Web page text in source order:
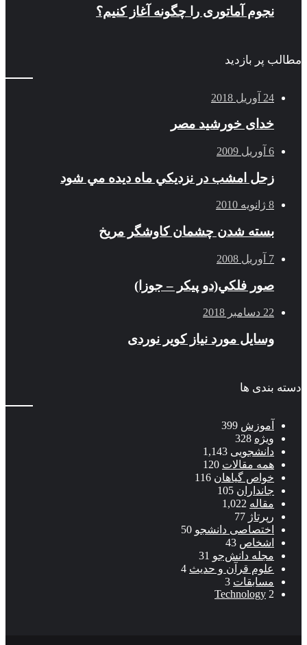
نجوم آماتوری را چگونه آغاز کنیم؟
مطالب پر بازدید
24 آوریل 2018
خدای خورشید مصر
6 آوریل 2009
زحل امشب در نزديكي ماه ديده مي شود
8 ژانویه 2010
بسته شدن چشمان کاوشگر مريخ
7 آوریل 2008
صور فلكي(دو پیکر – جوزا)
22 دسامبر 2018
وسایل مورد نیاز کویر نوردی
دسته بندی ها
آموزش 399
ویژه 328
دانشجویی 1,143
همه مقالات 120
خواص گیاهان 116
جانداران 105
مقاله 1,022
رپرتاژ 77
اختصاصی دانشجو 50
اشخاص 43
مجله دانش‌جو 31
علوم قرآن و حدیث 4
مسابقات 3
Technology 2